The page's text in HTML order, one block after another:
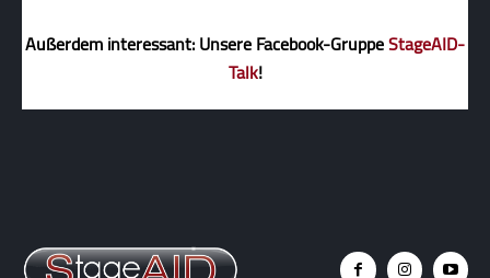
Außerdem interessant: Unsere Facebook-GruppeStageAID-
Talk!